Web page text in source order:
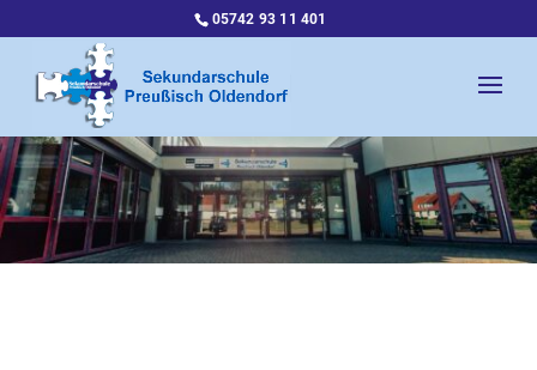
05742 93 11 401